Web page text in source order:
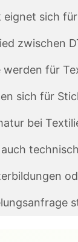
sich
zwischen
werden für
sich für
bei